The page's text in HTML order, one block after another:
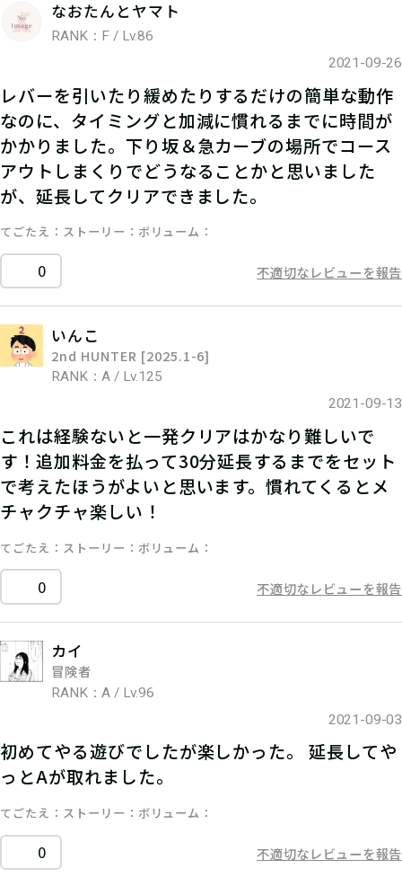
なおたんとヤマト
RANK：F / Lv.86
2021-09-26
レバーを引いたり緩めたりするだけの簡単な動作
なのに、タイミングと加減に慣れるまでに時間が
かかりました。下り坂＆急カーブの場所でコース
アウトしまくりでどうなることかと思いました
が、延長してクリアできました。
てごたえ ストーリー ボリューム
0 不適切なレビューを報告
いんこ
2nd HUNTER [2025.1-6]
RANK：A / Lv.125
2021-09-13
これは経験ないと一発クリアはかなり難しいで
す！追加料金を払って30分延長するまでをセット
で考えたほうがよいと思います。慣れてくるとメ
チャクチャ楽しい！
てごたえ ストーリー ボリューム
0 不適切なレビューを報告
カイ
冒険者
RANK：A / Lv.96
2021-09-03
初めてやる遊びでしたが楽しかった。 延長してや
っとAが取れました。
てごたえ ストーリー ボリューム
0 不適切なレビューを報告